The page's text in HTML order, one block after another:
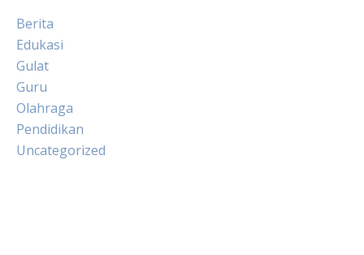
Berita
Edukasi
Gulat
Guru
Olahraga
Pendidikan
Uncategorized